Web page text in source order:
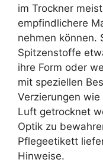
im Trockner
empfindlichere
nehmen können.
Spitzenstoffe
ihre Form oder
mit speziellen
Verzierungen
Luft getrocknet
Optik zu
Pflegeetikett
Hinweise.